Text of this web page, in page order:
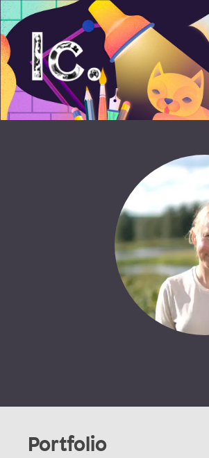
Illustratörcentrum
Portfolio